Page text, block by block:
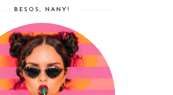
BESOS, NANY!